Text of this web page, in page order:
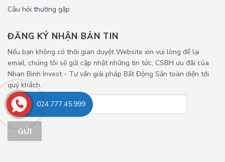
Câu hỏi thường gặp
ĐĂNG KÝ NHẬN BẢN TIN
Nếu bạn không có thời gian duyệt Website xin vui lòng để lại
email, chúng tôi sẽ gửi cập nhật những tin tức, CSBH ưu đãi của
Nhan Binh Invest - Tư vấn giải pháp Bất Động Sản toàn diện tới
quý khách.
024.777.45.999